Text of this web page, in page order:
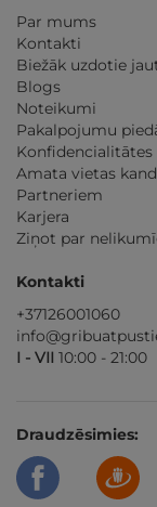
Par mums
Kontakti
Biežāk uzdotie
Blogs
Noteikumi
Pakalpojumu
Amata vietas
Partneriem
Karjera
Ziņot par
Kontakti
+37126001060
I - VII 10:00 - 21:00
Draudzēsimies: